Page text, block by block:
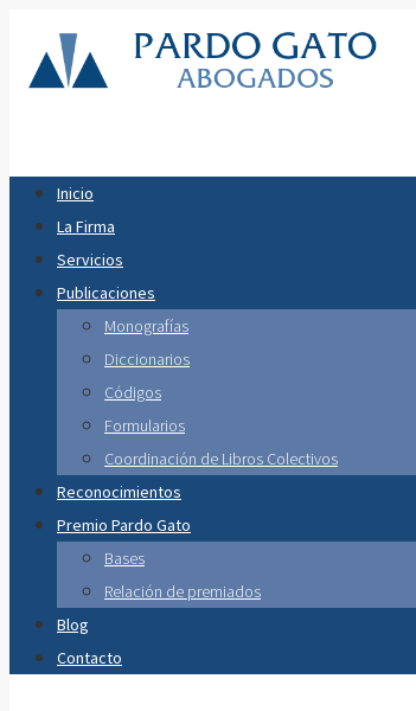
Inicio
La Firma
Servicios
Publicaciones
Monografías
Diccionarios
Códigos
Formularios
Coordinación de Libros Colectivos
Reconocimientos
Premio Pardo Gato
Bases
Relación de premiados
Blog
Contacto